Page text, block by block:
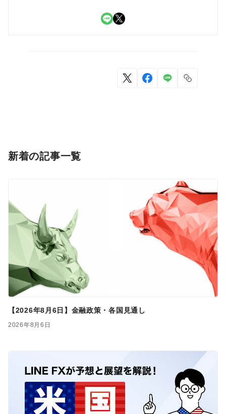
LINE
新着の記事一覧
【2026年8月6日】金融政策・各国見通し
2026年8月6日